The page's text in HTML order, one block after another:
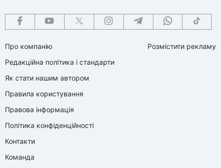
Про компанію
Редакційна політика і стандарти
Як стати нашим автором
Правила користування
Правова інформація
Політика конфіденційності
Контакти
Команда
Розмістити рекламу